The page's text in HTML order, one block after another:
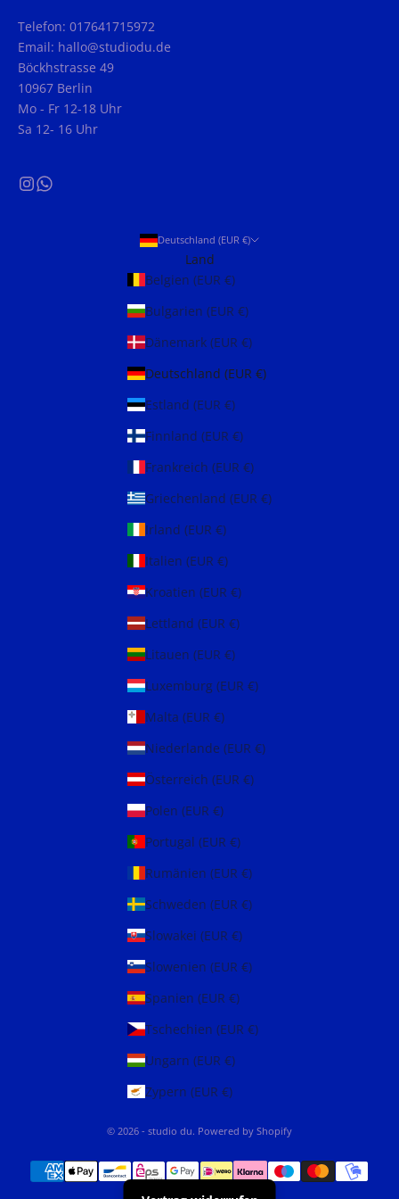
Telefon: 017641715972
Email: hallo@studiodu.de
Böckhstrasse 49
10967 Berlin
Mo - Fr 12-18 Uhr
Sa 12- 16 Uhr
Deutschland (EUR €)
Land
Belgien (EUR €)
Bulgarien (EUR €)
Dänemark (EUR €)
Deutschland (EUR €)
Estland (EUR €)
Finnland (EUR €)
Frankreich (EUR €)
Griechenland (EUR €)
Irland (EUR €)
Italien (EUR €)
Kroatien (EUR €)
Lettland (EUR €)
Litauen (EUR €)
Luxemburg (EUR €)
Malta (EUR €)
Niederlande (EUR €)
Österreich (EUR €)
Polen (EUR €)
Portugal (EUR €)
Rumänien (EUR €)
Schweden (EUR €)
Slowakei (EUR €)
Slowenien (EUR €)
Spanien (EUR €)
Tschechien (EUR €)
Ungarn (EUR €)
Zypern (EUR €)
© 2026 - studio du. Powered by Shopify